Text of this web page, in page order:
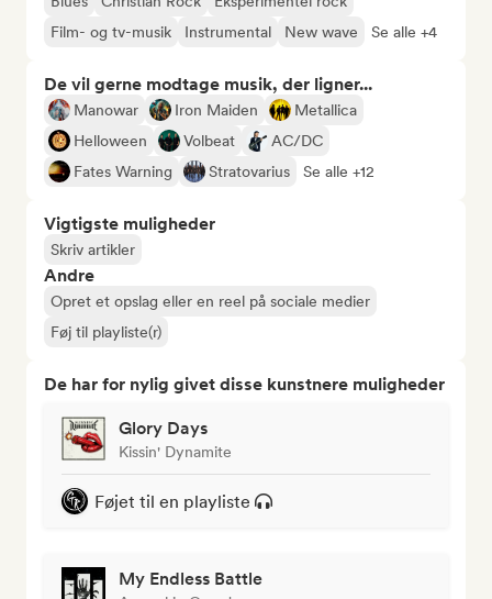
Film- og tv-musik
Instrumental New wave Se alle +4
De vil gerne modtage musik, der ligner...
Manowar Iron Maiden
Metallica
Helloween
Volbeat
AC/DC
Fates Warning
Stratovarius Se alle +12
Vigtigste muligheder
Skriv artikler
Andre
Opret et opslag eller en reel på sociale medier
Føj til playliste(r)
De har for nylig givet disse kunstnere muligheder
Glory Days
Kissin' Dynamite
Føjet til en playliste
My Endless Battle